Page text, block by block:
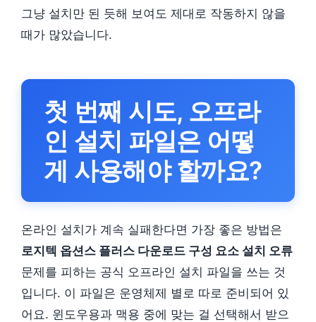
그냥 설치만 된 듯해 보여도 제대로 작동하지 않을
때가 많았습니다.
첫 번째 시도, 오프라
인 설치 파일은 어떻
게 사용해야 할까요?
온라인 설치가 계속 실패한다면 가장 좋은 방법은
로지텍 옵션스 플러스 다운로드 구성 요소 설치 오류
문제를 피하는 공식 오프라인 설치 파일을 쓰는 것
입니다. 이 파일은 운영체제 별로 따로 준비되어 있
어요. 윈도우용과 맥용 중에 맞는 걸 선택해서 받으